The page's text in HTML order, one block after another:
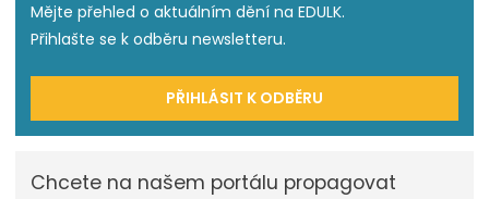
Mějte přehled o aktuálním dění na EDULK.
Přihlašte se k odběru newsletteru.
PŘIHLÁSIT K ODBĚRU
Chcete na našem portálu propagovat